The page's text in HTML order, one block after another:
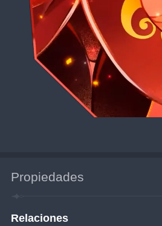
Propiedades
Relaciones